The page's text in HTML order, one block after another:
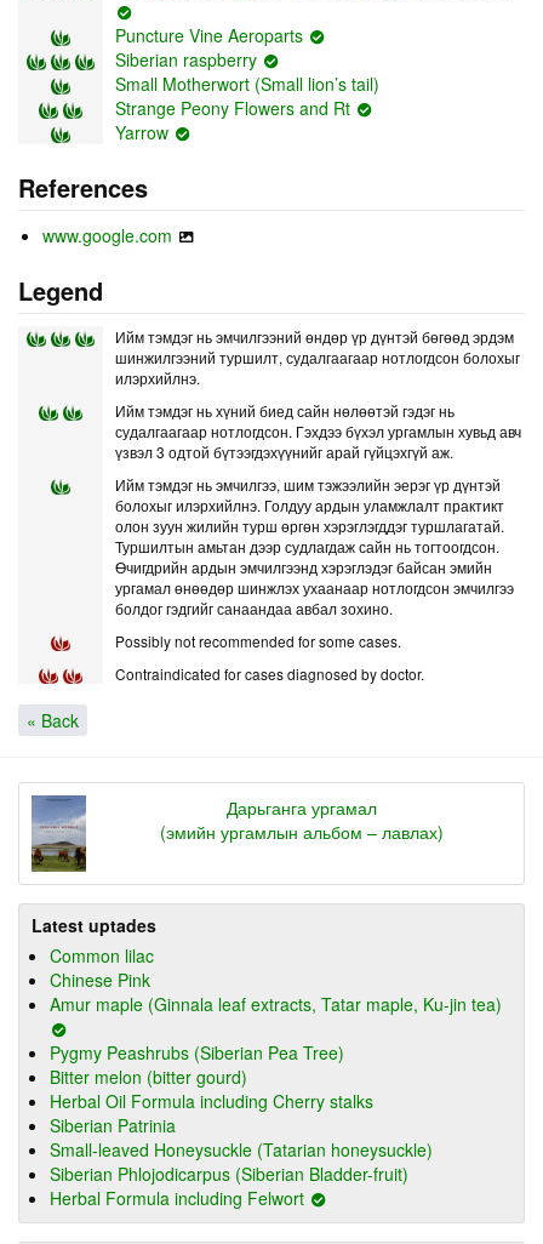
Puncture Vine Aeroparts
Siberian raspberry
Small Motherwort (Small lion’s tail)
Strange Peony Flowers and Rt
Yarrow
References
www.google.com
Legend
Ийм тэмдэг нь эмчилгээний өндөр үр дүнтэй бөгөөд эрдэм
шинжилгээний туршилт, судалгаагаар нотлогдсон болохыг
илэрхийлнэ.
Ийм тэмдэг нь хүний биед сайн нөлөөтэй гэдэг нь
судалгаагаар нотлогдсон. Гэхдээ бүхэл ургамлын хувьд авч
үзвэл 3 одтой бүтээгдэхүүнийг арай гүйцэхгүй аж.
Ийм тэмдэг нь эмчилгээ, шим тэжээлийн эерэг үр дүнтэй
болохыг илэрхийлнэ. Голдуу ардын уламжлалт практикт
олон зуун жилийн турш өргөн хэрэглэгддэг туршлагатай.
Туршилтын амьтан дээр судлагдаж сайн нь тогтоогдсон.
Өчигдрийн ардын эмчилгээнд хэрэглэдэг байсан эмийн
ургамал өнөөдөр шинжлэх ухаанаар нотлогдсон эмчилгээ
болдог гэдгийг санаандаа авбал зохино.
Possibly not recommended for some cases.
Contraindicated for cases diagnosed by doctor.
« Back
Дарьганга ургамал
(эмийн ургамлын альбом – лавлах)
Latest uptades
Common lilac
Chinese Pink
Amur maple (Ginnala leaf extracts, Tatar maple, Ku-jin tea)
Pygmy Peashrubs (Siberian Pea Tree)
Bitter melon (bitter gourd)
Herbal Oil Formula including Cherry stalks
Siberian Patrinia
Small-leaved Honeysuckle (Tatarian honeysuckle)
Siberian Phlojodicarpus (Siberian Bladder-fruit)
Herbal Formula including Felwort